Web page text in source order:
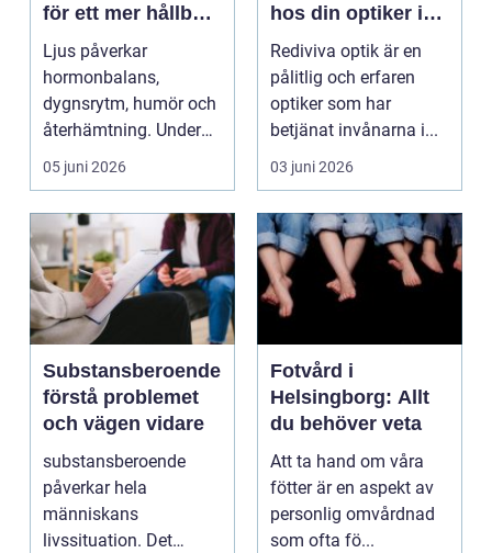
för ett mer hållbart
välbefinnande
Ljus påverkar
hormonbalans,
dygnsrytm, humör och
återhämtning. Under
senare år har en ny typ
av prod...
05 juni 2026
hos din optiker i
Uppsala
Rediviva optik är en
pålitlig och erfaren
optiker som har
betjänat invånarna i...
03 juni 2026
Substansberoende
förstå problemet
och vägen vidare
substansberoende
påverkar hela
människans
livssituation. Det
Fotvård i
Helsingborg: Allt
du behöver veta
Att ta hand om våra
fötter är en aspekt av
personlig omvårdnad
som ofta fö...